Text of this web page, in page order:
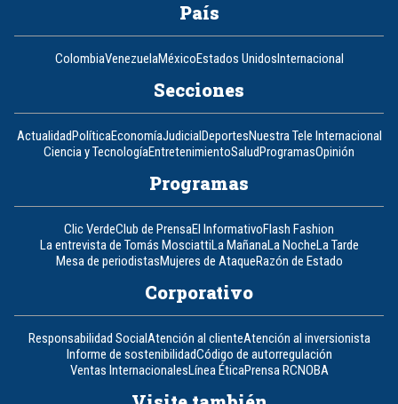
País
ColombiaVenezuelaMéxicoEstados UnidosInternacional
Secciones
ActualidadPolíticaEconomíaJudicialDeportesNuestra Tele Internacional
Ciencia y TecnologíaEntretenimientoSaludProgramasOpinión
Programas
Clic VerdeClub de PrensaEl InformativoFlash Fashion
La entrevista de Tomás MosciattiLa MañanaLa NocheLa Tarde
Mesa de periodistasMujeres de AtaqueRazón de Estado
Corporativo
Responsabilidad SocialAtención al clienteAtención al inversionista
Informe de sostenibilidadCódigo de autorregulación
Ventas InternacionalesLínea ÉticaPrensa RCNOBA